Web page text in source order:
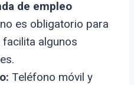
de empleo
es obligatorio para
algunos
Teléfono móvil y